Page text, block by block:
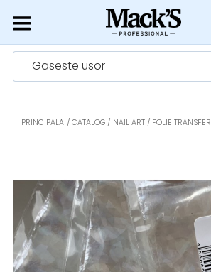
Gaseste usor
PRINCIPALA CATALOG NAIL ART FOLIE TRANSFER